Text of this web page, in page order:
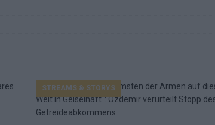
Favorit, Australien aufgestiegen – alle 25 Acts im Kurzcheck
STREAMS & STORYS